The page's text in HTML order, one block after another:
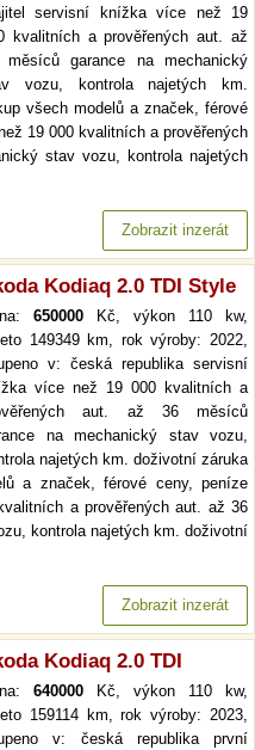
servisní knížka více než 19
kvalitních a prověřených aut. až
měsíců garance na mechanický
vozu, kontrola najetých km.
všech modelů a značek, férové
19 000 kvalitních a prověřených
stav vozu, kontrola najetých
Zobrazit inzerát
Kodiaq 2.0 TDI Style
650000 Kč, výkon 110 kw,
149349 km, rok výroby: 2022,
v: česká republika servisní
více než 19 000 kvalitních a
aut. až 36 měsíců
na mechanický stav vozu,
najetých km. doživotní záruka
a značek, férové ceny, peníze
a prověřených aut. až 36
kontrola najetých km. doživotní
Zobrazit inzerát
Kodiaq 2.0 TDI
640000 Kč, výkon 110 kw,
159114 km, rok výroby: 2023,
v: česká republika první